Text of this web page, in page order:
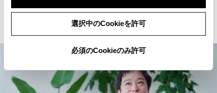
選択中のCookieを許可
必須のCookieのみ許可